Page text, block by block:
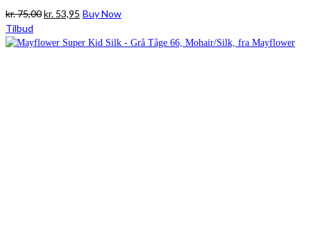
kr.75,00Den
pris
kr. 53,95 Den
pris
Buy Now
Tilbud